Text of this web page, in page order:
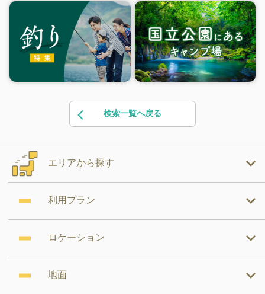
検索一覧へ戻る
エリアから探す
利用プラン
ロケーション
地面